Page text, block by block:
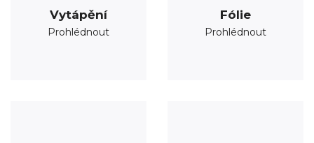
Vytápění
Prohlédnout
Fólie
Prohlédnout